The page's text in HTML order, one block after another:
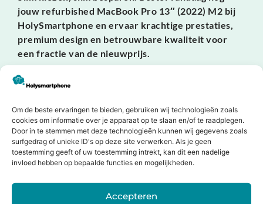
Om de beste ervaringen te bieden, gebruiken wij technologieën zoals
cookies om informatie over je apparaat op te slaan en/of te raadplegen.
Door in te stemmen met deze technologieën kunnen wij gegevens zoals
surfgedrag of unieke ID's op deze site verwerken. Als je geen
toestemming geeft of uw toestemming intrekt, kan dit een nadelige
invloed hebben op bepaalde functies en mogelijkheden.
Accepteren
jouw refurbished MacBook Pro 13″ (2022) M2 bij
HolySmartphone en ervaar krachtige prestaties,
premium design en betrouwbare kwaliteit voor
een fractie van de nieuwprijs.
Dit zeggen onze klanten
Jouw oude apparaat inruilen of
verkopen?
Bij Holysmartphone geloven we in een groene en
duurzamere wereld. Daarom bieden wij onze klanten de